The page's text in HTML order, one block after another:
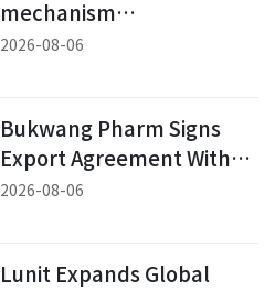
mechanism
diversification strategy,
2026-08-06
Bukwang Pharm Signs
Export Agreement With
Thailand's Pacific
2026-08-06
Lunit Expands Global